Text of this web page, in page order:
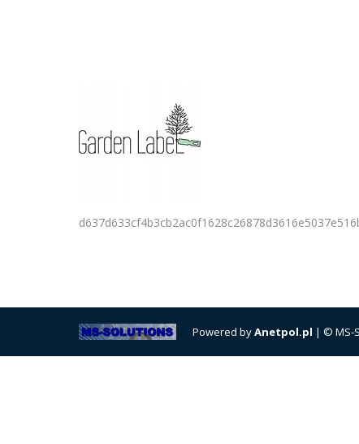
Powered byAnetpol.pl | © MS-